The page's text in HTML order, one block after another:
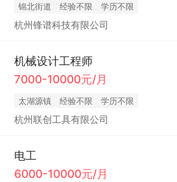
锦北街道 经验不限 学历不限
杭州锋谱科技有限公司
机械设计工程师
7000-10000元/月
太湖源镇 经验不限 学历不限
杭州联创工具有限公司
电工
6000-10000元/月